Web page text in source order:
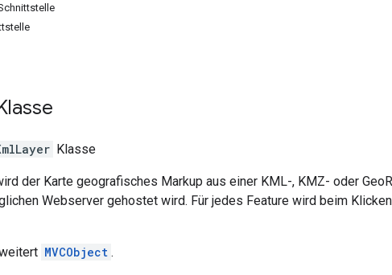
Klasse
der Karte geografisches Markup aus einer KML-, KMZ- oder
Webserver gehostet wird. Für jedes Feature wird beim
MVCObject .